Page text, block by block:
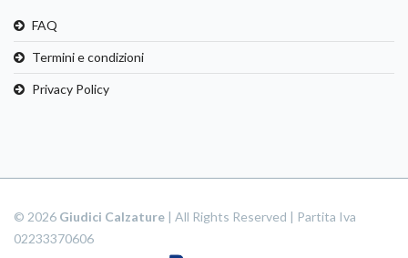
FAQ
Termini e condizioni
Privacy Policy
© 2026 Giudici Calzature | All Rights Reserved | Partita Iva
02233370606